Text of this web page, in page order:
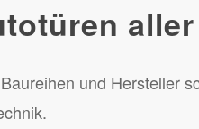
und Hersteller